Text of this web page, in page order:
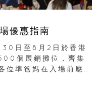
優惠指南
30日至8月2日於香港
個展銷攤位，齊集
位準爸媽在入場前應